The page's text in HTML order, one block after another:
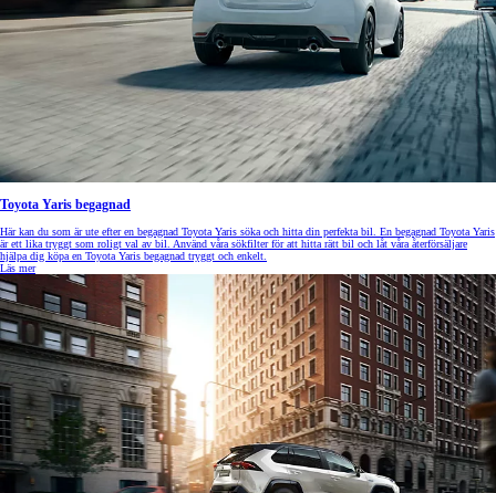
Toyota Yaris begagnad
Här kan du som är ute efter en begagnad Toyota Yaris söka och hitta din perfekta bil. En begagnad Toyota Yaris
är ett lika tryggt som roligt val av bil. Använd våra sökfilter för att hitta rätt bil och låt våra återförsäljare
hjälpa dig köpa en Toyota Yaris begagnad tryggt och enkelt.
Läs mer